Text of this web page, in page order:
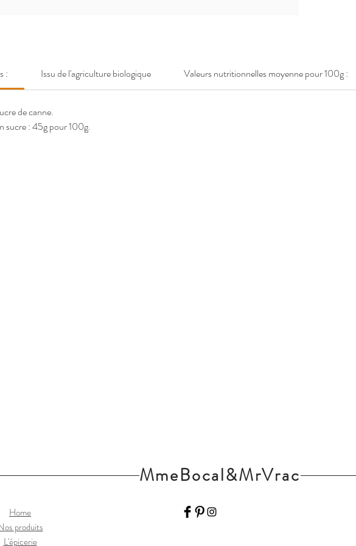
: Issu de l'agriculture biologique Valeurs nutritionnelles moyenne pour 100g :
de canne.
sucre : 45g pour 100g.
MmeBocal&MrVrac
Home
produits
L'épicerie